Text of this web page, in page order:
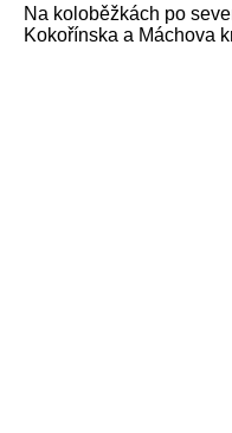
Na koloběžkách po
Kokořínska a Máchova